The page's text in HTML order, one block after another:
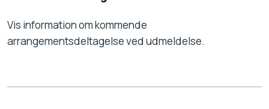
Vis information om kommende
arrangementsdeltagelse ved udmeldelse.